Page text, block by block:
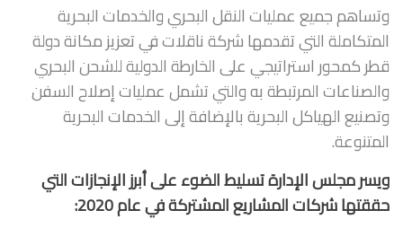
وتساهم جميع عمليات النقل البحري والخدمات البحرية
المتكاملة التي تقدمها شركة ناقلات في تعزيز مكانة دولة
قطر كمحور استراتيجي على الخارطة الدولية للشحن البحري
والصناعات المرتبطة به والتي تشمل عمليات إصلاح السفن
وتصنيع الهياكل البحرية بالإضافة إلى الخدمات البحرية
المتنوعة.
ويسر مجلس الإدارة تسليط الضوء على أبرز الإنجازات التي
حققتها شركات المشاريع المشتركة في عام 2020: